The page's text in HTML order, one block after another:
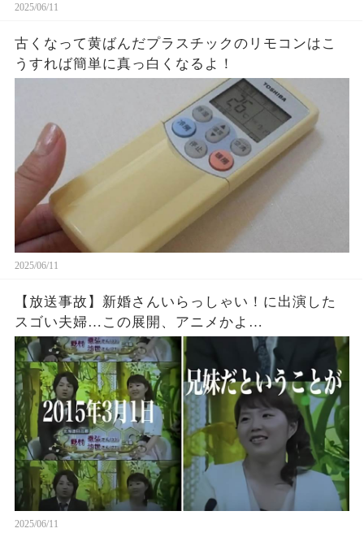
2025/06/11
古くなって黄ばんだプラスチックのリモコンはこ
うすれば簡単に真っ白くなるよ！
2025/06/11
【放送事故】新婚さんいらっしゃい！に出演した
スゴい夫婦…この展開、アニメかよ…
2025/06/11